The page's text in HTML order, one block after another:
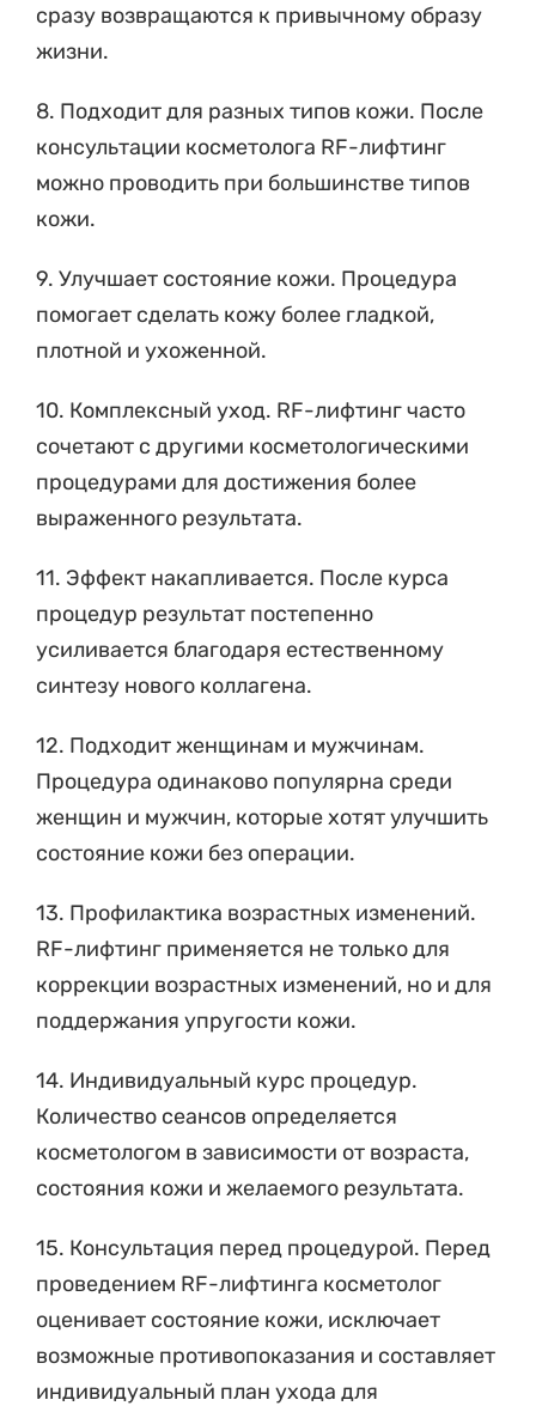
сразу возвращаются к привычному образу
жизни.
8. Подходит для разных типов кожи. После
консультации косметолога RF-лифтинг
можно проводить при большинстве типов
кожи.
9. Улучшает состояние кожи. Процедура
помогает сделать кожу более гладкой,
плотной и ухоженной.
10. Комплексный уход. RF-лифтинг часто
сочетают с другими косметологическими
процедурами для достижения более
выраженного результата.
11. Эффект накапливается. После курса
процедур результат постепенно
усиливается благодаря естественному
синтезу нового коллагена.
12. Подходит женщинам и мужчинам.
Процедура одинаково популярна среди
женщин и мужчин, которые хотят улучшить
состояние кожи без операции.
13. Профилактика возрастных изменений.
RF-лифтинг применяется не только для
коррекции возрастных изменений, но и для
поддержания упругости кожи.
14. Индивидуальный курс процедур.
Количество сеансов определяется
косметологом в зависимости от возраста,
состояния кожи и желаемого результата.
15. Консультация перед процедурой. Перед
проведением RF-лифтинга косметолог
оценивает состояние кожи, исключает
возможные противопоказания и составляет
индивидуальный план ухода для